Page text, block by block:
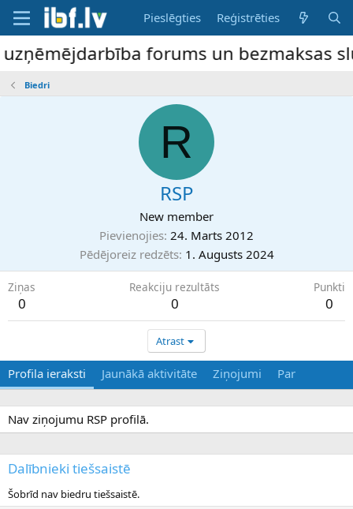
Pieslēgties Reģistrēties
forums un bezmaksas
Biedri
R
RSP
New member
Pievienojies 24. Marts 2012
Pēdējoreiz redzēts 1. Augusts 2024
Ziņas
0
Reakciju rezultāts
0
Punkti
0
Atrast
Profila ieraksti Jaunākā aktivitāte Ziņojumi Par
Nav ziņojumu RSP profilā.
Dalībnieki tiešsaistē
Šobrīd nav biedru tiešsaistē.